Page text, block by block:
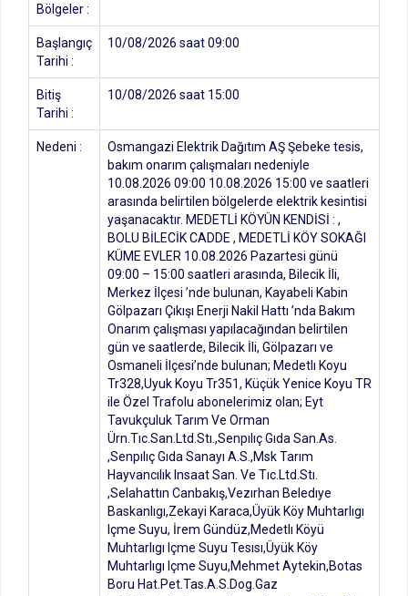
Bölgeler :
Başlangıç
Tarihi :
10/08/2026 saat 09:00
Bitiş
Tarihi :
10/08/2026 saat 15:00
Nedeni :
Osmangazi Elektrik Dağıtım AŞ Şebeke tesis,
bakım onarım çalışmaları nedeniyle
10.08.2026 09:00 10.08.2026 15:00 ve saatleri
arasında belirtilen bölgelerde elektrik kesintisi
yaşanacaktır. MEDETLİ KÖYÜN KENDİSİ : ,
BOLU BİLECİK CADDE , MEDETLİ KÖY SOKAĞI
KÜME EVLER 10.08.2026 Pazartesi günü
09:00 – 15:00 saatleri arasında, Bilecik İli,
Merkez İlçesi ’nde bulunan, Kayabeli Kabin
Gölpazarı Çıkışı Enerji Nakil Hattı ’nda Bakım
Onarım çalışması yapılacağından belirtilen
gün ve saatlerde, Bilecik İli, Gölpazarı ve
Osmaneli İlçesi’nde bulunan; Medetlı Koyu
Tr328,Uyuk Koyu Tr351, Küçük Yenice Koyu TR
ile Özel Trafolu abonelerimiz olan; Eyt
Tavukçuluk Tarım Ve Orman
Ürn.Tıc.San.Ltd.Stı.,Senpılıç Gıda San.As.
,Senpılıç Gıda Sanayı A.S.,Msk Tarım
Hayvancılık Insaat San. Ve Tıc.Ltd.Stı.
,Selahattın Canbakış,Vezırhan Beledıye
Baskanlıgı,Zekayi Karaca,Üyük Köy Muhtarlıgı
Içme Suyu, İrem Gündüz,Medetlı Köyü
Muhtarlıgı Içme Suyu Tesısı,Üyük Köy
Muhtarlıgı Içme Suyu,Mehmet Aytekin,Botas
Boru Hat.Pet.Tas.A.S.Dog.Gaz